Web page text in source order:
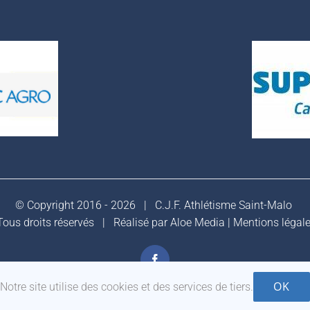
© Copyright 2016 - 2026 | C.J.F. Athlétisme Saint-Malo
droits réservés | Réalisé parAloe Media | Mentions
Facebook
Notre site utilise des cookies et des services de tiers. OK